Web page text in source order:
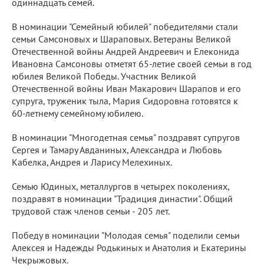
В номинации "Семейный юбилей" победителями стали
семьи Самсоновых и Шараповых. Ветераны Великой
Отечественной войны Андрей Андреевич и Елеконида
Ивановна Самсоновы отметят 65-летие своей семьи в год
юбилея Великой Победы. Участник Великой
Отечественной войны Иван Макарович Шарапов и его
супруга, труженик тыла, Мария Сидоровна готовятся к
60-летнему семейному юбилею.
В номинации "Многодетная семья" поздравят супругов
Сергея и Тамару Авданиных, Александра и Любовь
Кабелка, Андрея и Ларису Мелехиных.
Семью Юдиных, металлургов в четырех поколениях,
поздравят в номинации "Традиция династии". Общий
трудовой стаж членов семьи - 205 лет.
Победу в номинации "Молодая семья" поделили семьи
Алексея и Надежды Родькиных и Анатолия и Екатерины
Чекрыжовых.